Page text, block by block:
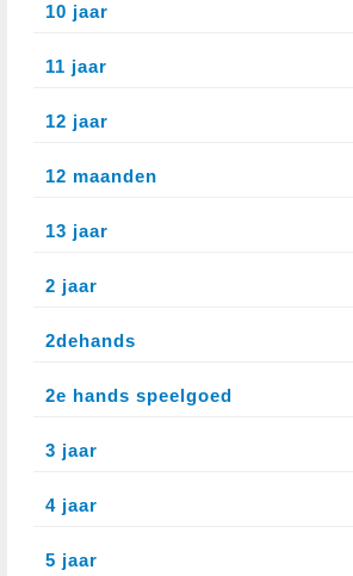
10 jaar
11 jaar
12 jaar
12 maanden
13 jaar
2 jaar
2dehands
2e hands speelgoed
3 jaar
4 jaar
5 jaar